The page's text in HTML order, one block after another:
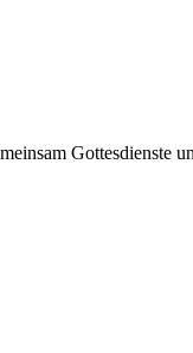
Gottesdienste